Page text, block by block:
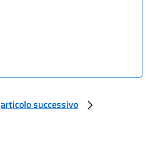
articolo successivo